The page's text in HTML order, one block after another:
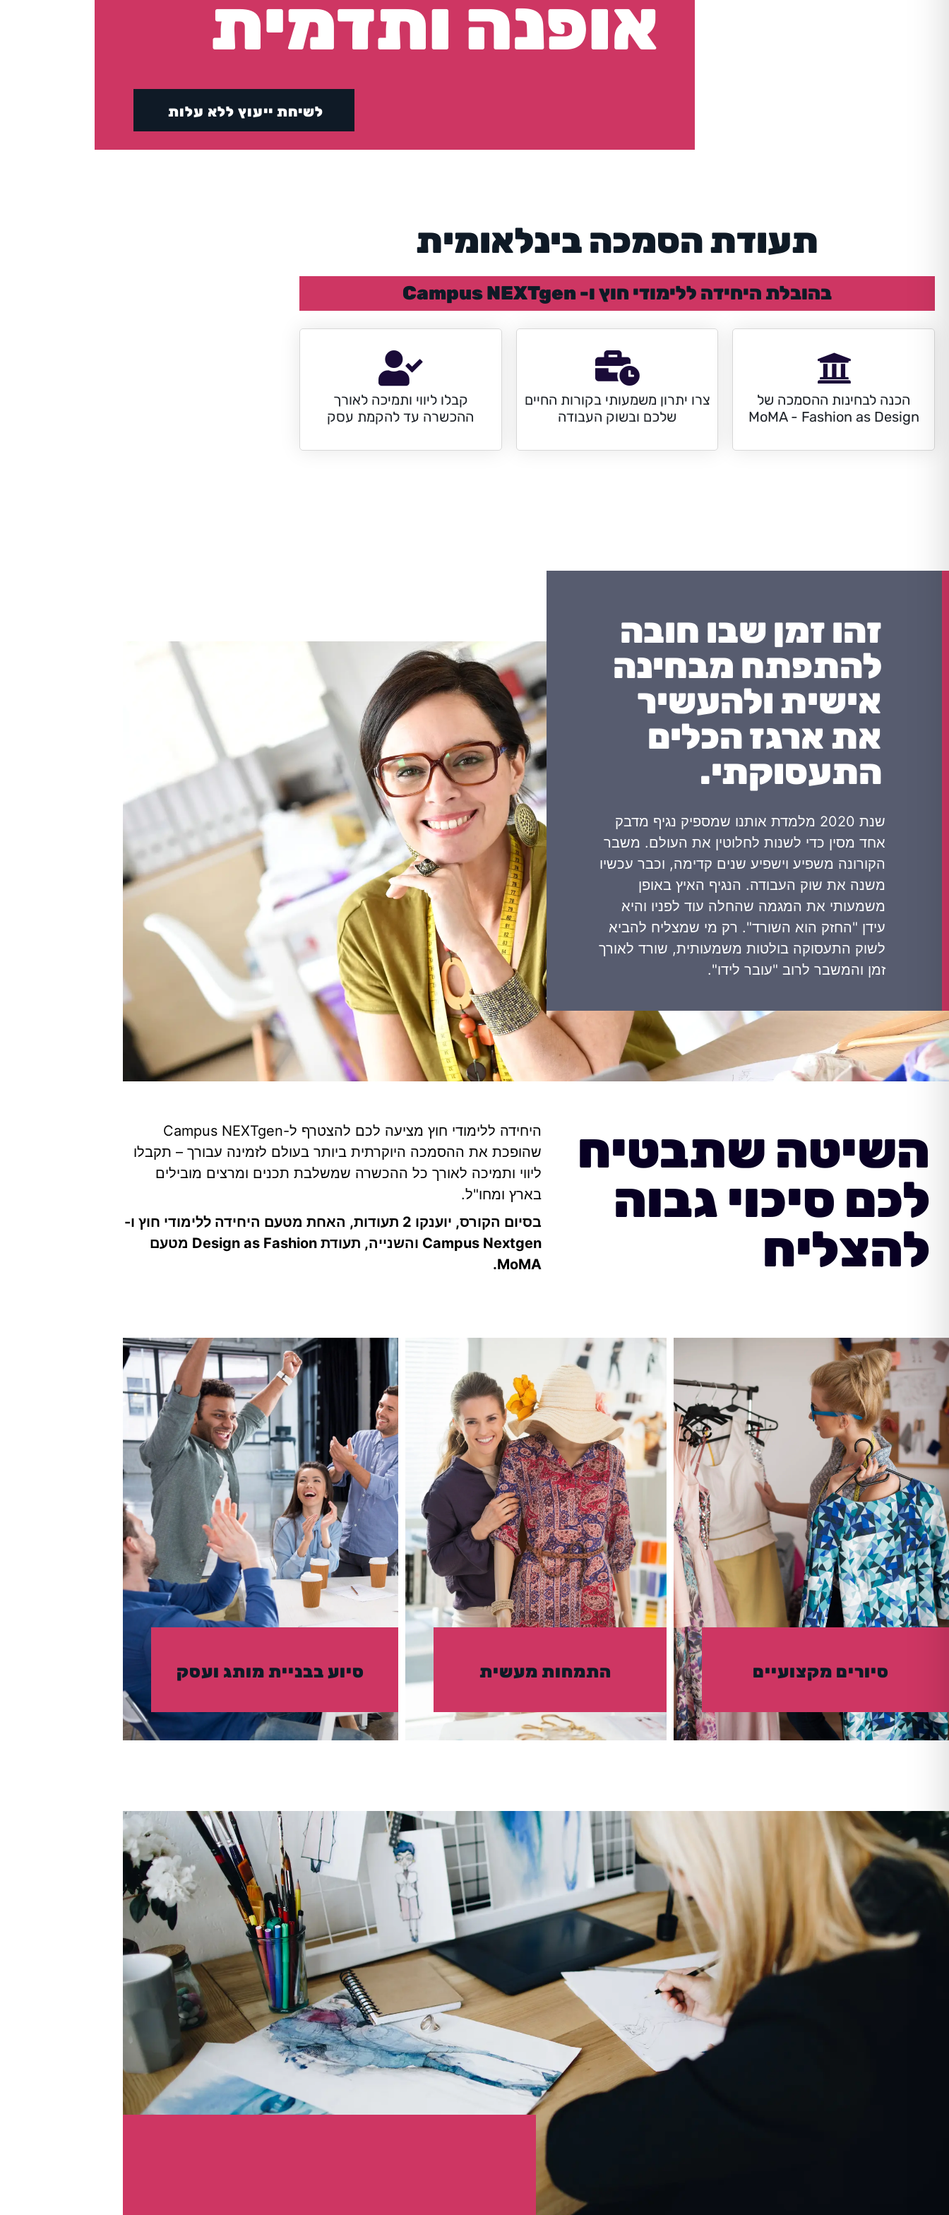
אופנה ותדמית
לשיחת ייעוץ ללא עלות
תעודת הסמכה בינלאומית
בהובלת היחידה ללימודי חוץ ו- Campus NEXTgen
הכנה לבחינות ההסמכה של
MoMA - Fashion as Design
צרו יתרון משמעותי בקורות החיים
שלכם ובשוק העבודה
קבלו ליווי ותמיכה לאורך
ההכשרה עד להקמת עסק
זהו זמן שבו חובה
להתפתח מבחינה
אישית ולהעשיר
את ארגז הכלים
התעסוקתי.
שנת 2020 מלמדת אותנו שמספיק נגיף מדבק
אחד מסין כדי לשנות לחלוטין את העולם. משבר
הקורונה משפיע וישפיע שנים קדימה, וכבר עכשיו
משנה את שוק העבודה. הנגיף האיץ באופן
משמעותי את המגמה שהחלה עוד לפניו והיא
עידן "החזק הוא השורד". רק מי שמצליח להביא
לשוק התעסוקה בולטות משמעותית, שורד לאורך
זמן והמשבר לרוב "עובר לידו".
השיטה שתבטיח
לכם סיכוי גבוה
להצליח
היחידה ללימודי חוץ מציעה לכם להצטרף ל-Campus NEXTgen
שהופכת את ההסמכה היוקרתית ביותר בעולם לזמינה עבורך – תקבלו
ליווי ותמיכה לאורך כל ההכשרה שמשלבת תכנים ומרצים מובילים
בארץ ומחו"ל.
בסיום הקורס, יוענקו 2 תעודות, האחת מטעם היחידה ללימודי חוץ ו-
Campus Nextgen והשנייה, תעודת Design as Fashion מטעם
MoMA.
סיורים מקצועיים התמחות מעשית סיוע בבניית מותג ועסק